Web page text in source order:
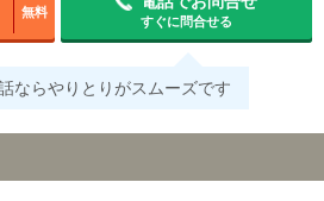
無料
すぐに問合せる
ならやりとりがスムーズです